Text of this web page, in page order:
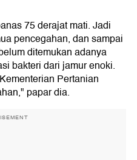
75 derajat mati. Jadi
pencegahan, dan sampai
ditemukan adanya
bakteri dari jamur enoki.
Pertanian
papar dia.